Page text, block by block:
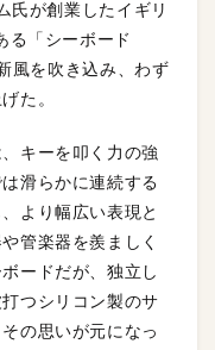
氏が創業したイギリ
る「シーボード
風を吹き込み、わず
た。
キーを叩く力の強
滑らかに連続する
より幅広い表現と
管楽器を羨ましく
ードだが、独立し
つシリコン製のサ
の思いが元になっ